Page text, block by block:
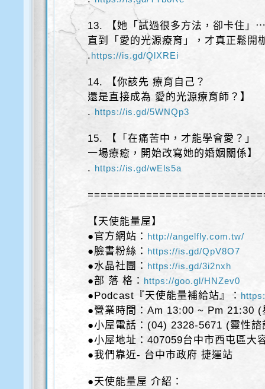
13. 【她「試過很多方法，卻卡住」
直到「愛的光源療育」，才真正鬆開
.https://is.gd/QlXREi
14. 【你該先 療育自己？
還是直接成為 愛的光源療育師？】
. https://is.gd/5WNQp3
15. 【「在痛苦中，才能學會愛？」
一場療癒，開始改寫她的婚姻關係】
. https://is.gd/wEls5a
【天使能量屋】
●官方網站： http://angelfly.com.tw/
●臉書粉絲： https://is.gd/QpV8O7
●水晶社團： https://is.gd/3i2nxh
●部 落 格： https://goo.gl/HNZev0
●Podcast『天使能量補給站』：
●營業時間：Am 13:00 ~ Pm 21:30 (
●小屋電話：(04) 2328-5671 (靈性
●小屋地址：407059台中市西屯區大
●我們靠近- 台中市政府 捷運站
●天使能量屋 介紹：